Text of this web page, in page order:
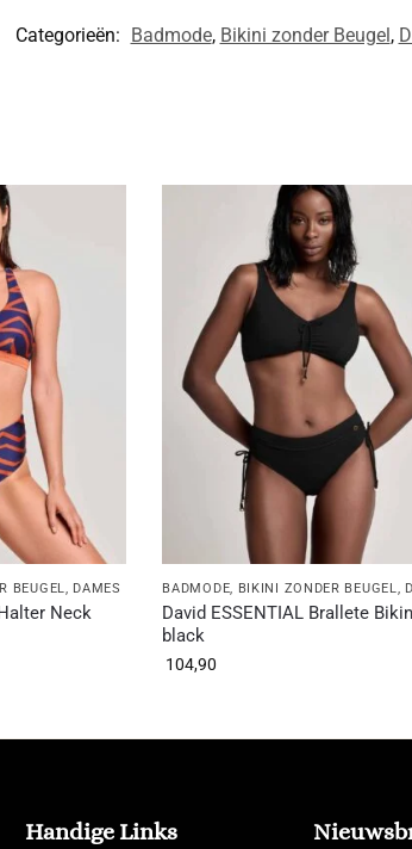
Categorieën: Badmode, Bikini zonder Beugel ,
BEUGEL DAMES
Neck
BADMODE BIKINI ZONDER BEUGEL
David ESSENTIAL Brallete
black
104,90
Handige Links